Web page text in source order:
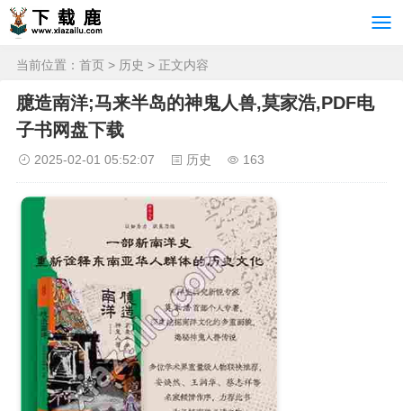
当前位置： 首页 > 历史 > 正文内容
臆造南洋;马来半岛的神鬼人兽,莫家浩,PDF电
子书网盘下载
2025-02-01 05:52:07 历史 163